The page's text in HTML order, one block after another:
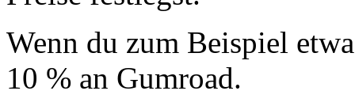
Wenn du zum Beispiel
10 % an Gumroad.